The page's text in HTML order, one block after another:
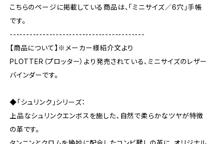
こちらのページに掲載している商品は、「ミニサイズ／6穴」手帳
です。
-----------------------------------------
【商品について】※メーカー様紹介文より
PLOTTER（プロッター）より発売されている、ミニサイズのレザー
バインダーです。
◆「シュリンク」シリーズ：
上品なシュリンクエンボスを施した、自然で柔らかなツヤが特徴
の革です。